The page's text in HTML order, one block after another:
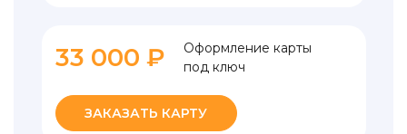
ЗАКАЗАТЬ КАРТУ
33 000 ₽
Оформление карты
под ключ